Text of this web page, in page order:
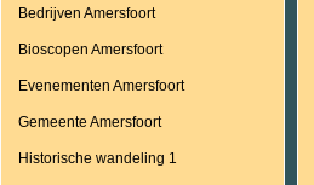
Bedrijven Amersfoort
Bioscopen Amersfoort
Evenementen Amersfoort
Gemeente Amersfoort
Historische wandeling 1